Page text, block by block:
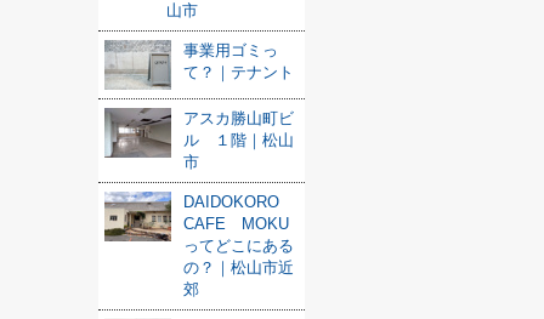
山市
事業用ゴミっ
て？｜テナント
アスカ勝山町ビ
ル １階｜松山
市
DAIDOKORO
CAFE MOKU
ってどこにある
の？｜松山市近
郊